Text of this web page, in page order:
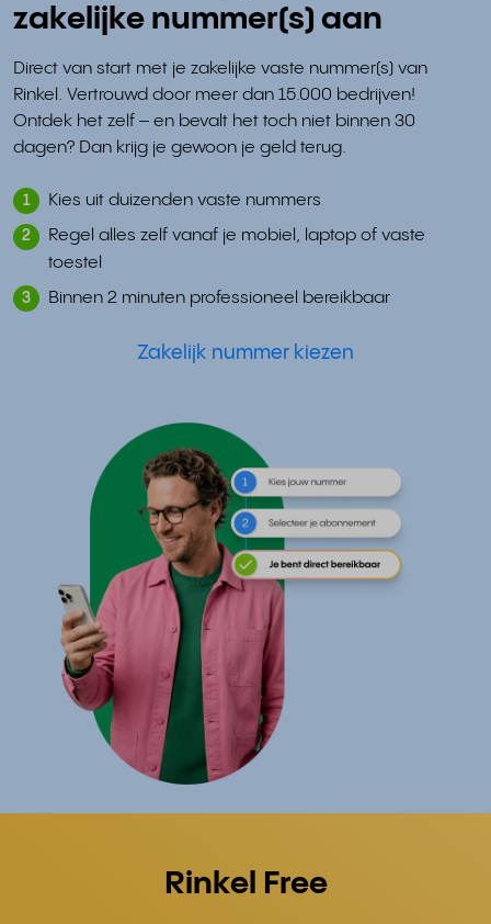
zakelijke nummer(s) aan
Direct van start met je zakelijke vaste nummer(s) van
Rinkel. Vertrouwd door meer dan 15.000 bedrijven!
Ontdek het zelf – en bevalt het toch niet binnen 30
dagen? Dan krijg je gewoon je geld terug.
1 Kies uit duizenden vaste nummers
2
Regel alles zelf vanaf je mobiel, laptop of vaste
toestel
3 Binnen 2 minuten professioneel bereikbaar
Zakelijk nummer kiezen
Rinkel Free